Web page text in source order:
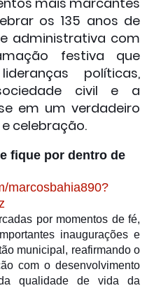
os 135 anos de
administrativa com
festiva que
políticas,
civil e a
em um verdadeiro
celebração.
fique por dentro de
marcosbahia890?
por momentos de fé,
inaugurações e
municipal, reafirmando o
com o desenvolvimento
qualidade de vida da